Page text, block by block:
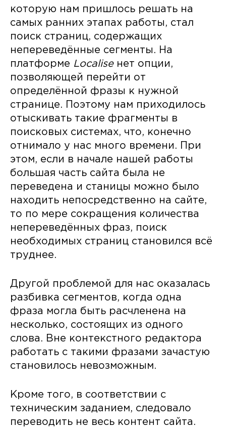
которую нам пришлось решать на
самых ранних этапах работы, стал
поиск страниц, содержащих
непереведённые сегменты. На
платформе Localiseнет опции,
позволяющей перейти от
определённой фразы к нужной
странице. Поэтому нам приходилось
отыскивать такие фрагменты в
поисковых системах, что, конечно
отнимало у нас много времени. При
этом, если в начале нашей работы
большая часть сайта была не
переведена и станицы можно было
находить непосредственно на сайте,
то по мере сокращения количества
непереведённых фраз, поиск
необходимых страниц становился всё
труднее.
Другой проблемой для нас оказалась
разбивка сегментов, когда одна
фраза могла быть расчленена на
несколько, состоящих из одного
слова. Вне контекстного редактора
работать с такими фразами зачастую
становилось невозможным.
Кроме того, в соответствии с
техническим заданием, следовало
переводить не весь контент сайта.